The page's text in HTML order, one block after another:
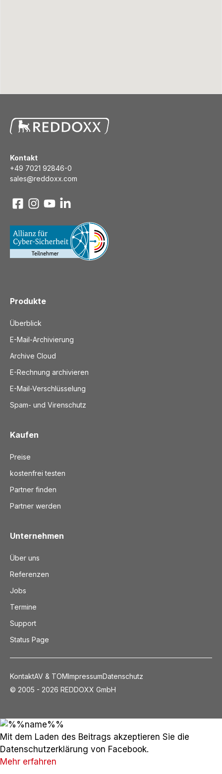
Kontakt
+49 7021 92846-0
sales@reddoxx.com
Produkte
Überblick
E-Mail-Archivierung
Archive Cloud
E-Rechnung archivieren
E-Mail-Verschlüsselung
Spam- und Virenschutz
Kaufen
Preise
kostenfrei testen
Partner finden
Partner werden
Unternehmen
Über uns
Referenzen
Jobs
Termine
Support
Status Page
© 2005 - 2026 REDDOXX GmbH
KontaktAV & TOMImpressumDatenschutz
Mit dem Laden des Beitrags akzeptieren Sie die
Datenschutzerklärung von Facebook.
Mehr erfahren